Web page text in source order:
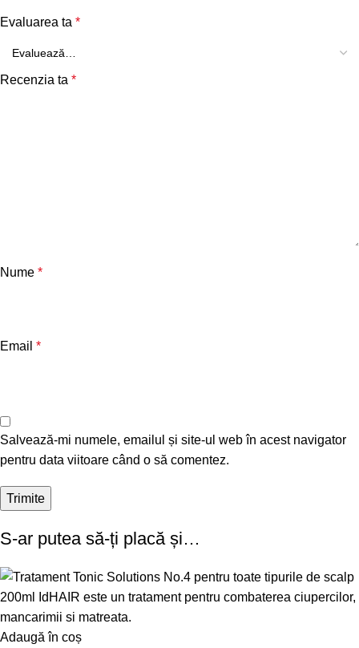
Evaluarea ta *
Recenzia ta *
Nume *
Email *
Salvează-mi numele, emailul și site-ul web în acest navigator
pentru data viitoare când o să comentez.
S-ar putea să-ți placă și…
Adaugă în coș